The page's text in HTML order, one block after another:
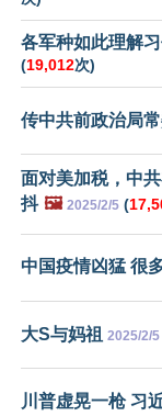
各军种如此理解
(19,012次)
传中共前政治局
面对美加税，中
抖 🖼️ 2025/2/5 (
中国疫情凶猛 很
大S与妈祖 2025/2/5
川普虚晃一枪 习